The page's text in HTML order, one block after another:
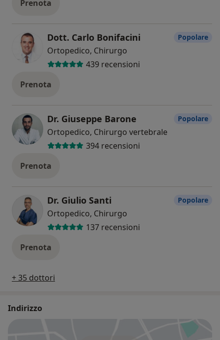
Prenota
Dott. Carlo Bonifacini
Ortopedico, Chirurgo
439 recensioni
Popolare
Prenota
Dr. Giuseppe Barone
Ortopedico, Chirurgo vertebrale
394 recensioni
Popolare
Prenota
Dr. Giulio Santi
Ortopedico, Chirurgo
137 recensioni
Popolare
Prenota
+ 35 dottori
Indirizzo